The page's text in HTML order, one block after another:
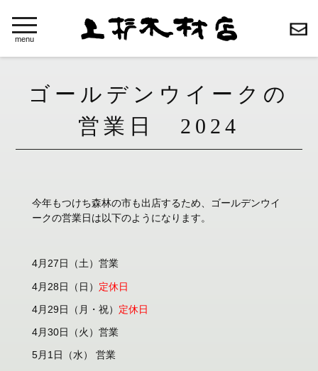
toggle
navigation
menu
ゴールデンウイークの
営業日 2024
今年もつけち森林の市も出店するため、ゴールデンウイ
ークの営業日は以下のようになります。
4月27日（土）営業
4月28日（日） 定休日
4月29日（月・祝） 定休日
4月30日（火）営業
5月1日（水） 営業